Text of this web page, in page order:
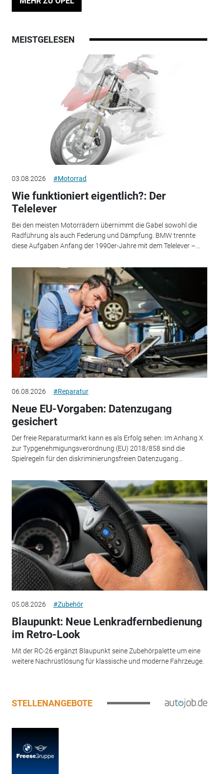
MEISTGELESEN
03.08.2026 #Motorrad
Wie funktioniert eigentlich?: Der
Telelever
Bei den meisten Motorrädern übernimmt die Gabel sowohl die
Radführung als auch Federung und Dämpfung. BMW trennte
diese Aufgaben Anfang der 1990er-Jahre mit dem Telelever –...
06.08.2026 #Reparatur
Neue EU-Vorgaben: Datenzugang
gesichert
Der freie Reparaturmarkt kann es als Erfolg sehen: Im Anhang X
zur Typgenehmigungsverordnung (EU) 2018/858 sind die
Spielregeln für den diskriminierungsfreien Datenzugang...
05.08.2026 #Zubehör
Blaupunkt: Neue Lenkradfernbedienung
im Retro-Look
Mit der RC-26 ergänzt Blaupunkt seine Zubehörpalette um eine
weitere Nachrüstlösung für klassische und moderne Fahrzeuge.
STELLENANGEBOTE